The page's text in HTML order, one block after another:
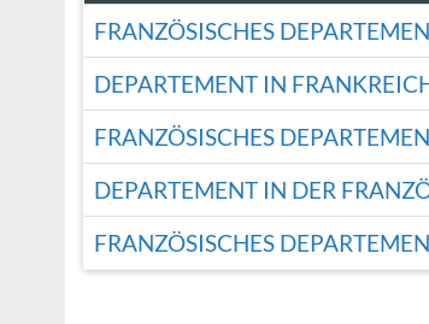
FRANZÖSISCHES
DEPARTEMENT IN
FRANZÖSISCHES
DEPARTEMENT IN DER
FRANZÖSISCHES